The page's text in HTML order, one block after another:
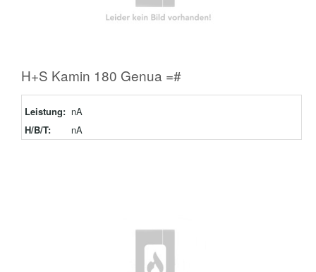
H+S Kamin 180 Genua =#
Leistung: nA
H/B/T:
nA